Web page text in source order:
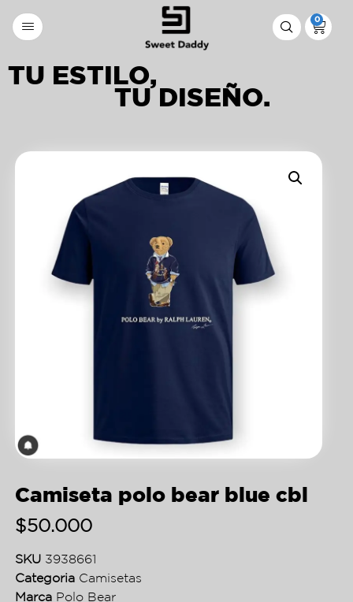
0
TU ESTILO,
TU DISEÑO.
Camiseta polo bear blue cbl
$50.000
SKU 3938661
Categoria Camisetas
Marca Polo Bear